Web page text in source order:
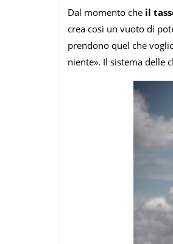
Dal momento che il
crea così un vuoto di
prendono quel che
niente». Il sistema delle